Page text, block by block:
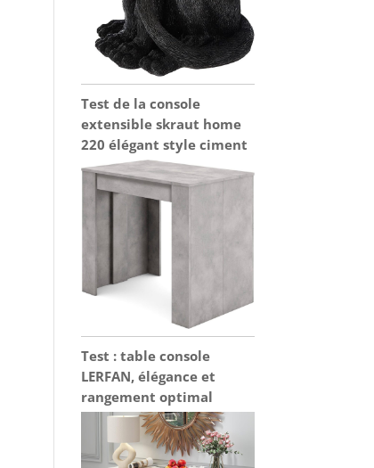
Test de la console
extensible skraut home
220 élégant style ciment
Test : table console
LERFAN, élégance et
rangement optimal